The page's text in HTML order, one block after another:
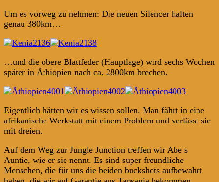
Um es vorweg zu nehmen: Die neuen Silencer halten
genau 380km…
…und die obere Blattfeder (Hauptlage) wird sechs Wochen
später in Äthiopien nach ca. 2800km brechen.
Eigentlich hätten wir es wissen sollen. Man fährt in eine
afrikanische Werkstatt mit einem Problem und verlässt sie
mit dreien.
Auf dem Weg zur Jungle Junction treffen wir Abe s
Auntie, wie er sie nennt. Es sind super freundliche
Menschen, die für uns die beiden buckshots aufbewahrt